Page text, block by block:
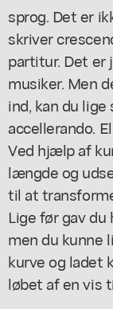
sprog. Det er
skriver
partitur. Det er
musiker. Men
ind, kan du
accellerando.
Ved hjælp af
længde og
til at
Lige før gav
men du kunne
kurve og ladet
løbet af en vis